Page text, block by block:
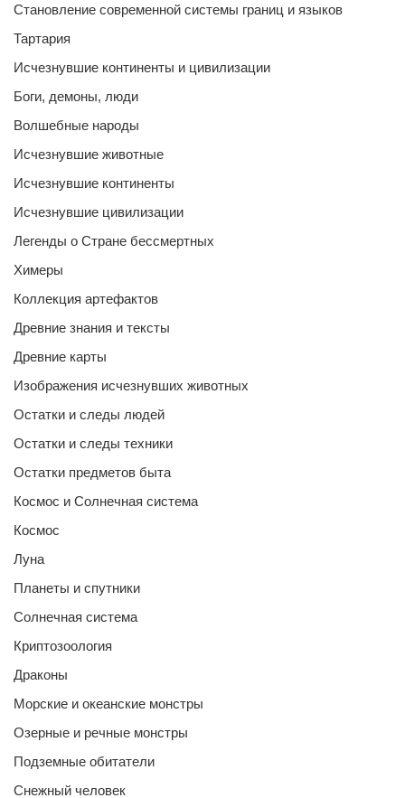
Становление современной системы границ и языков
Тартария
Исчезнувшие континенты и цивилизации
Боги, демоны, люди
Волшебные народы
Исчезнувшие животные
Исчезнувшие континенты
Исчезнувшие цивилизации
Легенды о Стране бессмертных
Химеры
Коллекция артефактов
Древние знания и тексты
Древние карты
Изображения исчезнувших животных
Остатки и следы людей
Остатки и следы техники
Остатки предметов быта
Космос и Солнечная система
Космос
Луна
Планеты и спутники
Солнечная система
Криптозоология
Драконы
Морские и океанские монстры
Озерные и речные монстры
Подземные обитатели
Снежный человек